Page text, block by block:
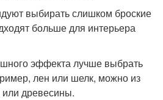
выбирать слишком броские
больше для интерьера
эффекта лучше выбрать
лен или шелк, можно из
или древесины.